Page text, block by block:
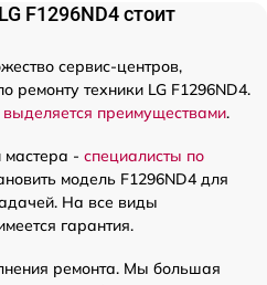
F1296ND4 стоит
сервис-центров,
ремонту техники LG F1296ND4.
преимуществами.
- специалисты по
модель F1296ND4 для
На все виды
гарантия.
ремонта. Мы большая